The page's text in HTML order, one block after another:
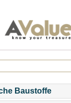
Baustoffe